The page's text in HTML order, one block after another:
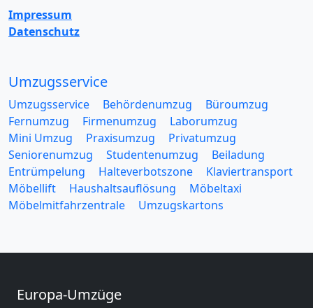
Impressum
Datenschutz
Umzugsservice
Umzugsservice Behördenumzug
Büroumzug
Fernumzug
Firmenumzug
Laborumzug
Mini Umzug
Praxisumzug
Privatumzug
Seniorenumzug
Studentenumzug
Beiladung
Entrümpelung
Halteverbotszone
Klaviertransport
Möbellift
Haushaltsauflösung
Möbeltaxi
Möbelmitfahrzentrale
Umzugskartons
Europa-Umzüge